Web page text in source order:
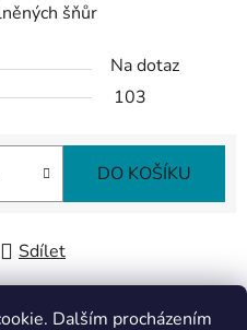
Dalším procházením
šňůr
Na dotaz
103
DO KOŠÍKU
Sdílet